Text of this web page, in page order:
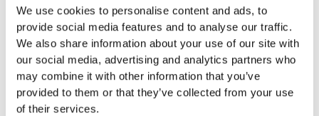
We use cookies to personalise content and ads, to
provide social media features and to analyse our traffic.
We also share information about your use of our site with
our social media, advertising and analytics partners who
may combine it with other information that you’ve
provided to them or that they’ve collected from your use
of their services.
Specifikationer
Skötsel